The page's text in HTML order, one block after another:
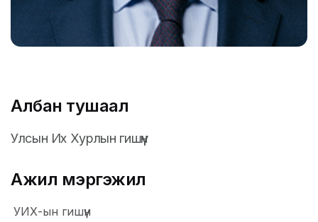
Албан тушаал
Улсын Их Хурлын гишүүн
Ажил мэргэжил
УИХ-ын гишүүн